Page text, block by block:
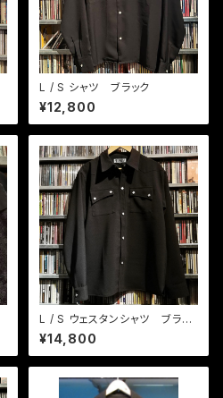
L / S シャツ ブラック
¥12,800
L / S ウェスタンシャツ ブラッ
ク
¥14,800